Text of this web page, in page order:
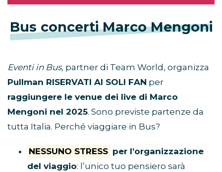
Bus concerti Marco Mengoni
Eventi in Bus, partner di Team World, organizza
Pullman RISERVATI AI SOLI FAN per
raggiungere le venue dei live di Marco
Mengoni nel 2025. Sono previste partenze da
tutta Italia. Perché viaggiare in Bus?
NESSUNO STRESS per l’organizzazione
del viaggio: l’unico tuo pensiero sarà